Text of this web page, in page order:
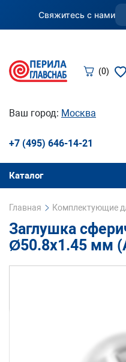
Свяжитесь с нами
(0)
Ваш город: Москва
+7 (495) 646-14-21
Каталог
Главная Комплектующие
Заглушка
Ø50.8х1.45 мм